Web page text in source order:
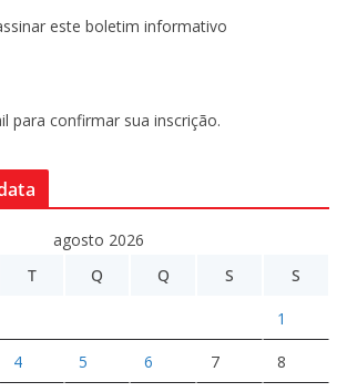
este boletim informativo
para confirmar sua inscrição.
agosto 2026
T Q Q S S
1
4 5 6 7 8